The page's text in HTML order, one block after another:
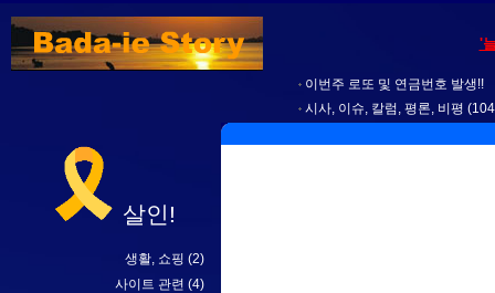
'
이번주 로또 및 연금번호 발생!!
시사, 이슈, 칼럼, 평론, 비평
살인!
생활, 쇼핑 (2)
사이트 관련 (4)